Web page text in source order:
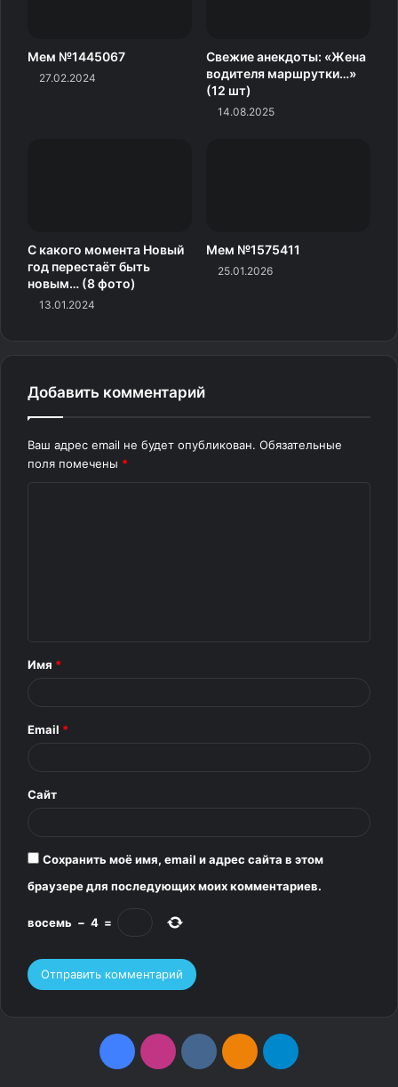
Мем №1445067
27.02.2024
Свежие анекдоты: «Жена
водителя маршрутки…»
(12 шт)
14.08.2025
С какого момента Новый
год перестаёт быть
новым… (8 фото)
13.01.2024
Мем №1575411
25.01.2026
Добавить комментарий
Ваш адрес email не будет опубликован. Обязательные
поля помечены *
и
*
Имя *
Email *
Сайт
Сохранить моё имя, email и адрес сайта в этом
браузере для последующих моих комментариев.
восемь − 4 =
F
v
О
T